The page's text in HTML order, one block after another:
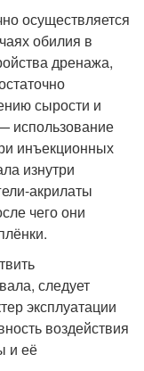
осуществляется
обилия в
дренажа,
сырости и
использование
инъекционных
изнутри
акрилаты
чего они
следует
эксплуатации
воздействия
и её